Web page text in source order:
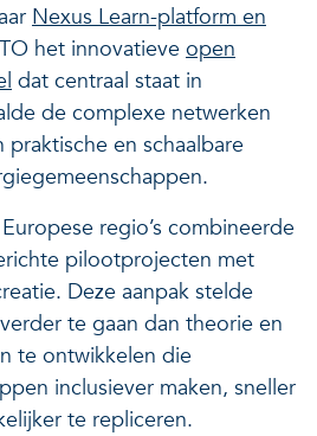
Nexus Learn-platform en
het innovatieve open
dat centraal staat in
de complexe netwerken
praktische en schaalbare
regio’s combineerde
pilootprojecten met
Deze aanpak stelde
te gaan dan theorie en
te ontwikkelen die
inclusiever maken, sneller
te repliceren.